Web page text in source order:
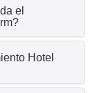
el
Hotel